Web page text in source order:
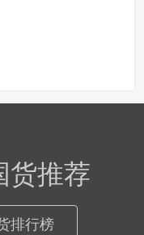
货推荐
排行榜